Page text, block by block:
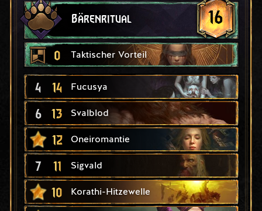
Bärenritual 16
0 Taktischer Vorteil
4 14 Fucusya
6 13 Svalblod
12 Oneiromantie
7 11 Sigvald
10 Korathi-Hitzewelle